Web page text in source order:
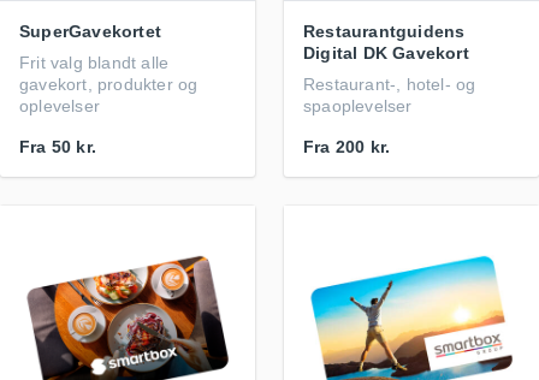
SuperGavekortet
Frit valg blandt alle
gavekort, produkter og
oplevelser
Fra 50 kr.
Restaurantguidens
Digital DK Gavekort
Restaurant-, hotel- og
spaoplevelser
Fra 200 kr.